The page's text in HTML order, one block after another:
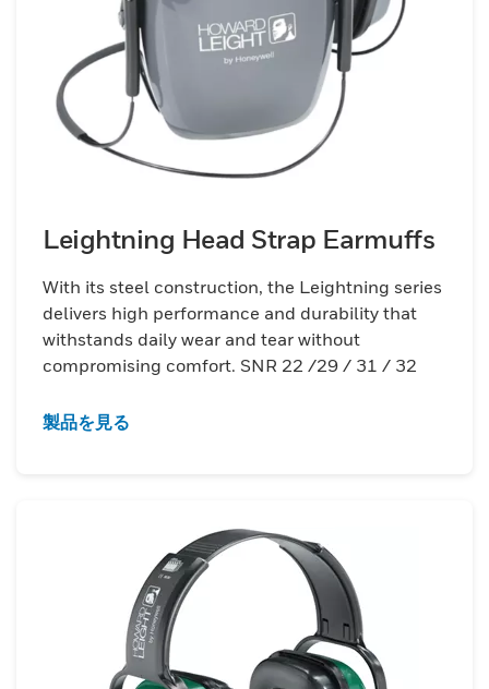
Leightning Head Strap Earmuffs
With its steel construction, the Leightning series
delivers high performance and durability that
withstands daily wear and tear without
compromising comfort. SNR 22 /29 / 31 / 32
製品を見る